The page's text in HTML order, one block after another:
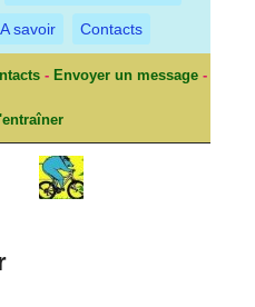
A savoir Contacts
- Envoyer un message-